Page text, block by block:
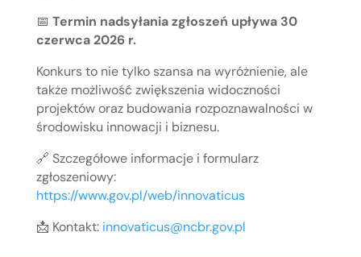
📅 Termin nadsyłania zgłoszeń upływa 30
czerwca 2026 r.
Konkurs to nie tylko szansa na wyróżnienie, ale
także możliwość zwiększenia widoczności
projektów oraz budowania rozpoznawalności w
środowisku innowacji i biznesu.
🔗 Szczegółowe informacje i formularz
zgłoszeniowy:
https://www.gov.pl/web/innovaticus
📩 Kontakt: innovaticus@ncbr.gov.pl